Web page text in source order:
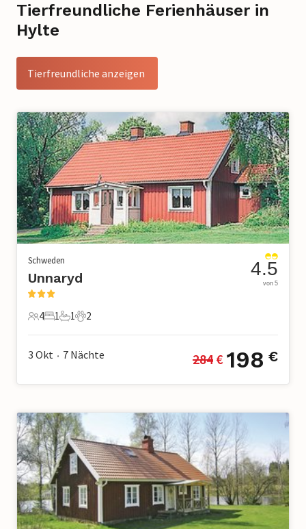
Tierfreundliche Ferienhäuser in
Hylte
Tierfreundliche anzeigen
Schweden
Unnaryd
4 Gäste
4
1 Schlafzimmer
1
1 Badezimmer
1
2 Haustiere
2
4.5
von 5
3 Okt • 7 Nächte 284 € 198 €